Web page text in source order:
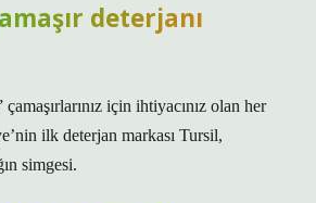
deterjanı
için ihtiyacınız olan her
ilk deterjan markası Tursil,
simgesi.